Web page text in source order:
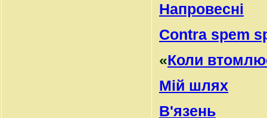
Напровесні
Contra spem
«Коли
Мій шлях
В'язень